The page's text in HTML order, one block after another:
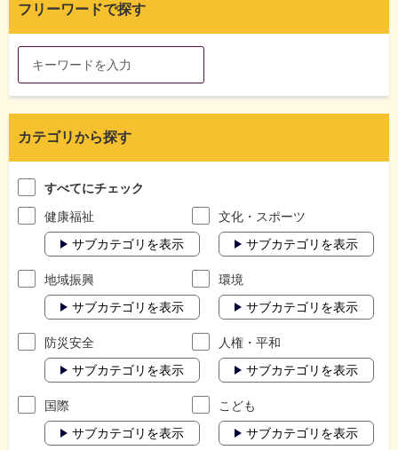
フリーワードで探す
カテゴリから探す
すべてにチェック
健康福祉
サブカテゴリを表示
文化・スポーツ
サブカテゴリを表示
地域振興
サブカテゴリを表示
環境
サブカテゴリを表示
防災安全
サブカテゴリを表示
人権・平和
サブカテゴリを表示
国際
サブカテゴリを表示
こども
サブカテゴリを表示